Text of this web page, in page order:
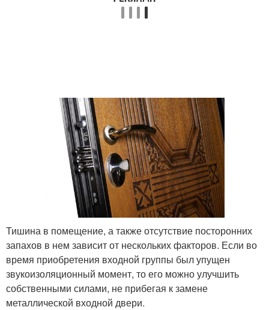
Тишина в помещение, а также отсутствие посторонних
запахов в нем зависит от нескольких факторов. Если во
время приобретения входной группы был упущен
звукоизоляционный момент, то его можно улучшить
собственными силами, не прибегая к замене
металлической входной двери.